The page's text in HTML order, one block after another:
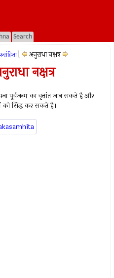
Search
अनुराधा नक्षत्र
नक्षत्र
पूर्वजन्म का वृत्तांत जान सकते है और
को सिद्ध कर सकते है।